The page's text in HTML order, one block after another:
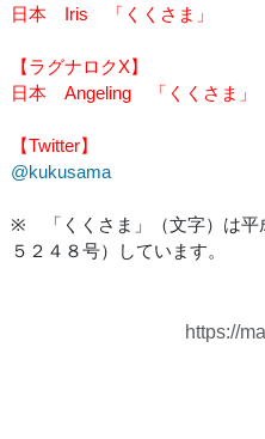
日本 Iris 「くくさま」
【ラグナロクX】
日本 Angeling 「くくさま」
【Twitter】
@kukusama
※ 「くくさま」（文字）は平
５２４８号）しています。
https://